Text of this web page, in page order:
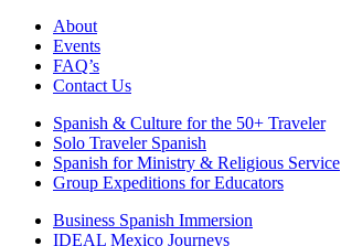
About
Events
FAQ’s
Contact Us
Spanish & Culture for the 50+ Traveler
Solo Traveler Spanish
Spanish for Ministry & Religious Service
Group Expeditions for Educators
Business Spanish Immersion
IDEAL Mexico Journeys